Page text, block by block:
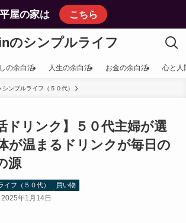
平屋の家は こちら
のシンプルライフ
の余白活 人生の余白活 お金の余白活 心と人
シンプルライフ（５０代）
ドリンク】５０代主婦が選
が温まるドリンクが毎日の
源
イフ（５０代） 買い物
2025年1月14日